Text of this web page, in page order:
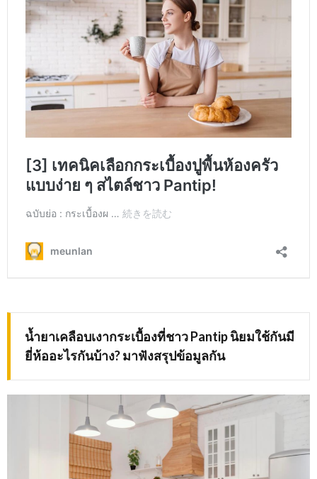
น้ำยาเคลือบเงากระเบื้องที่ชาวPantip นิยมใช้กันมี
ยี่ห้ออะไรกันบ้าง? มาฟังสรุปข้อมูลกัน